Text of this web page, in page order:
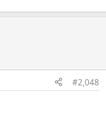
#2,048